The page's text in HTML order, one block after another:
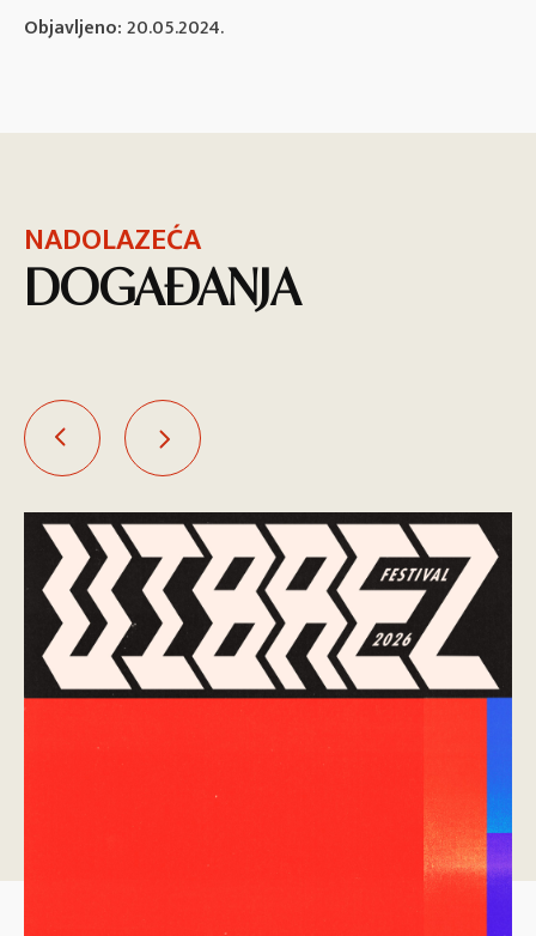
Objavljeno:20.05.2024.
NADOLAZEĆA
DOGAĐANJA